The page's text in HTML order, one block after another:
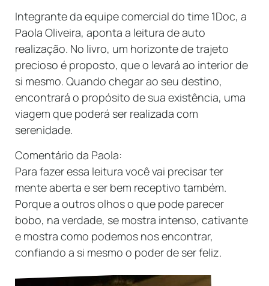
Integrante da equipe comercial do time 1Doc, a
Paola Oliveira, aponta a leitura de auto
realização. No livro, um horizonte de trajeto
precioso é proposto, que o levará ao interior de
si mesmo. Quando chegar ao seu destino,
encontrará o propósito de sua existência, uma
viagem que poderá ser realizada com
serenidade.
Comentário da Paola:
Para fazer essa leitura você vai precisar ter
mente aberta e ser bem receptivo também.
Porque a outros olhos o que pode parecer
bobo, na verdade, se mostra intenso, cativante
e mostra como podemos nos encontrar,
confiando a si mesmo o poder de ser feliz.